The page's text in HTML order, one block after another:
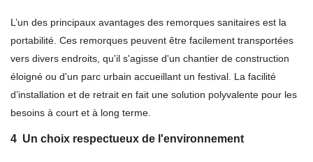
L’un des principaux avantages des remorques sanitaires est la
portabilité. Ces remorques peuvent être facilement transportées
vers divers endroits, qu'il s'agisse d'un chantier de construction
éloigné ou d'un parc urbain accueillant un festival. La facilité
d’installation et de retrait en fait une solution polyvalente pour les
besoins à court et à long terme.
4 Un choix respectueux de l'environnement